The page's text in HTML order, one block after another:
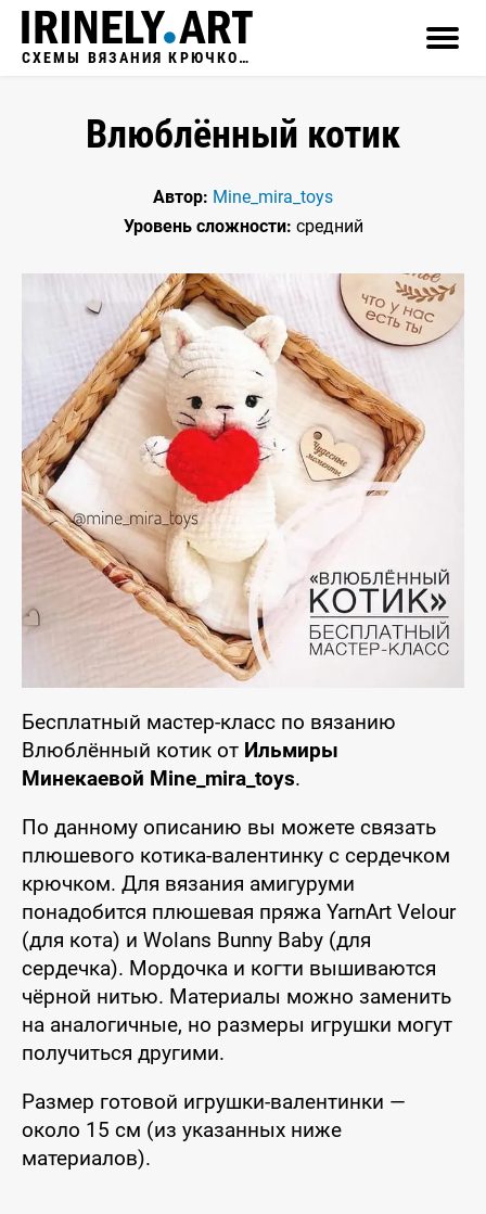
СХЕМЫ ВЯЗАНИЯ КРЮЧКОМ
Влюблённый котик
Автор: Mine_mira_toys
Уровень сложности: средний
Бесплатный мастер-класс по вязанию
Влюблённый котик от Ильмиры
Минекаевой Mine_mira_toys.
По данному описанию вы можете связать
плюшевого котика-валентинку с сердечком
крючком. Для вязания амигуруми
понадобится плюшевая пряжа YarnArt Velour
(для кота) и Wolans Bunny Baby (для
сердечка). Мордочка и когти вышиваются
чёрной нитью. Материалы можно заменить
на аналогичные, но размеры игрушки могут
получиться другими.
Размер готовой игрушки-валентинки —
около 15 см (из указанных ниже
материалов).